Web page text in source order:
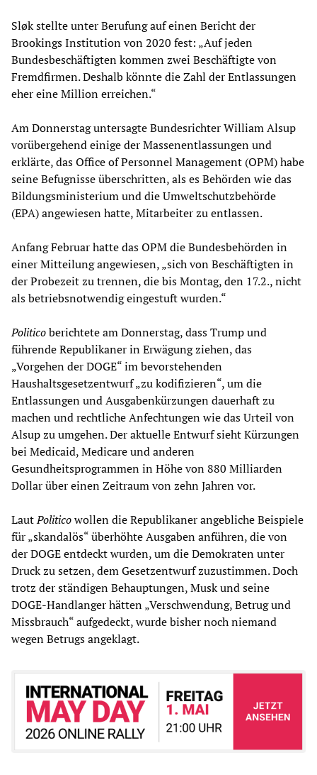
Sløk stellte unter Berufung auf einen Bericht der
Brookings Institution von 2020 fest: „Auf jeden
Bundesbeschäftigten kommen zwei Beschäftigte von
Fremdfirmen. Deshalb könnte die Zahl der Entlassungen
eher eine Million erreichen.“
Am Donnerstag untersagte Bundesrichter William Alsup
vorübergehend einige der Massenentlassungen und
erklärte, das Office of Personnel Management (OPM) habe
seine Befugnisse überschritten, als es Behörden wie das
Bildungsministerium und die Umweltschutzbehörde
(EPA) angewiesen hatte, Mitarbeiter zu entlassen.
Anfang Februar hatte das OPM die Bundesbehörden in
einer Mitteilung angewiesen, „sich von Beschäftigten in
der Probezeit zu trennen, die bis Montag, den 17.2., nicht
als betriebsnotwendig eingestuft wurden.“
Politicoberichtete am Donnerstag, dass Trump und
führende Republikaner in Erwägung ziehen, das
„Vorgehen der DOGE“ im bevorstehenden
Haushaltsgesetzentwurf „zu kodifizieren“, um die
Entlassungen und Ausgabenkürzungen dauerhaft zu
machen und rechtliche Anfechtungen wie das Urteil von
Alsup zu umgehen. Der aktuelle Entwurf sieht Kürzungen
bei Medicaid, Medicare und anderen
Gesundheitsprogrammen in Höhe von 880 Milliarden
Dollar über einen Zeitraum von zehn Jahren vor.
LautPoliticowollen die Republikaner angebliche Beispiele
für „skandalös“ überhöhte Ausgaben anführen, die von
der DOGE entdeckt wurden, um die Demokraten unter
Druck zu setzen, dem Gesetzentwurf zuzustimmen. Doch
trotz der ständigen Behauptungen, Musk und seine
DOGE-Handlanger hätten „Verschwendung, Betrug und
Missbrauch“ aufgedeckt, wurde bisher noch niemand
wegen Betrugs angeklagt.